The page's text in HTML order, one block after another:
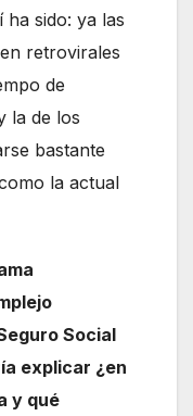
ha sido: ya las
retrovirales
de
la de los
bastante
la actual
Social
explicar ¿en
y qué